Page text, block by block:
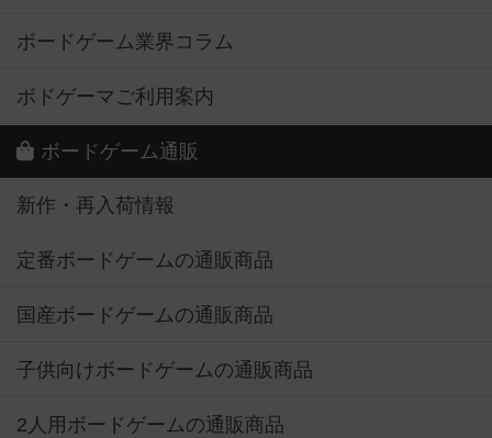
ボードゲーム業界コラム
ボドゲーマご利用案内
ボードゲーム通販
新作・再入荷情報
定番ボードゲームの通販商品
国産ボードゲームの通販商品
子供向けボードゲームの通販商品
2人用ボードゲームの通販商品